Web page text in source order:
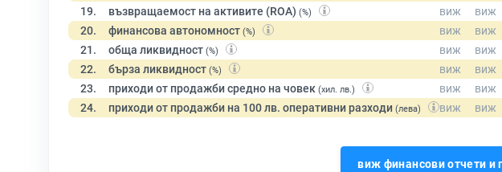
19. възвращаемост на активите (ROA) (%)
20. финансова автономност (%)
21. обща ликвидност (%)
22. бърза ликвидност (%)
23. приходи от продажби средно на човек (хил. лв.)
24. приходи от продажби на 100 лв. оперативни разходи (лева)
виж финансови отчети и